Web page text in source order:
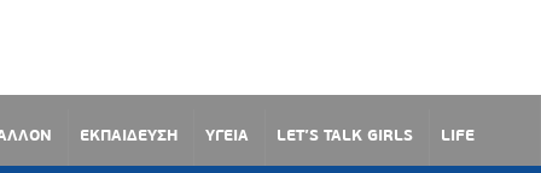
ΕΚΠΑΙΔΕΥΣΗ ΥΓΕΙΑ LET’S TALK GIRLS LIFE